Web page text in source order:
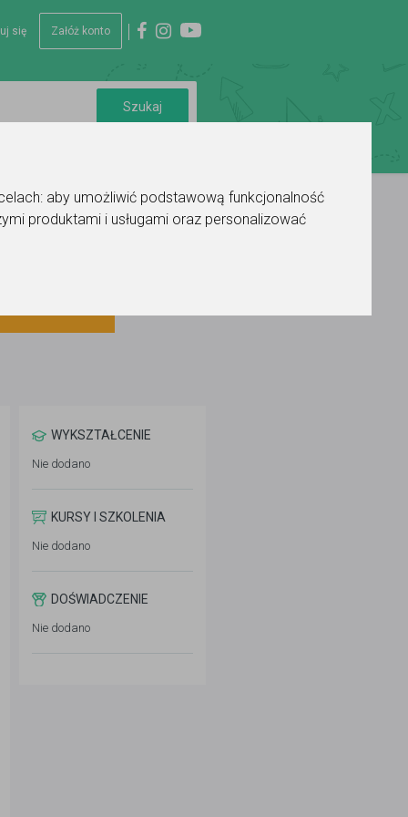
aby umożliwić podstawową funkcjonalność
produktami i usługami oraz personalizować
się Załóż konto
WYKSZTAŁCENIE
Nie dodano
KURSY I SZKOLENIA
Nie dodano
DOŚWIADCZENIE
Nie dodano